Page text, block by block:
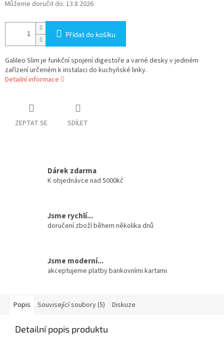
Můžeme doručit do: 13.8.2026
Přidat do košíku
Galileo Slim je funkční spojení digestoře a varné desky v jediném
zařízení určeném k instalaci do kuchyňské linky.
Detailní informace
ZEPTAT SE SDÍLET
Dárek zdarma
K objednávce nad 5000kč
Jsme rychlí...
doručení zboží během několika dnů
Jsme moderní...
akceptujeme platby bankovními kartami
Popis Související soubory (5) Diskuze
Detailní popis produktu